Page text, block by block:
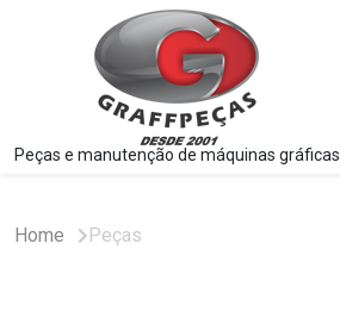
Peças e manutenção de máquinas gráficas
Home Peças